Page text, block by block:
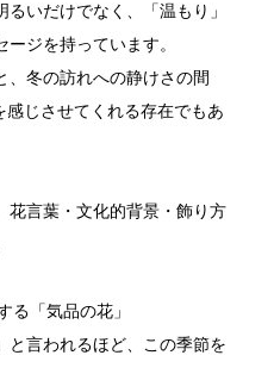
いだけでなく、「温もり」
ージを持っています。
、冬の訪れへの静けさの間
感じさせてくれる存在でもあ
花言葉・文化的背景・飾り方
「気品の花」
と言われるほど、この季節を